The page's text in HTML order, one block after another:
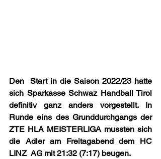
Den  Start in die Saison 2022/23 hatte
sich Sparkasse Schwaz Handball Tirol
definitiv ganz anders vorgestellt. In
Runde eins des Grunddurchgangs der
ZTE HLA MEISTERLIGA mussten sich
die Adler am Freitagabend dem HC
LINZ  AG mit 21:32 (7:17) beugen.